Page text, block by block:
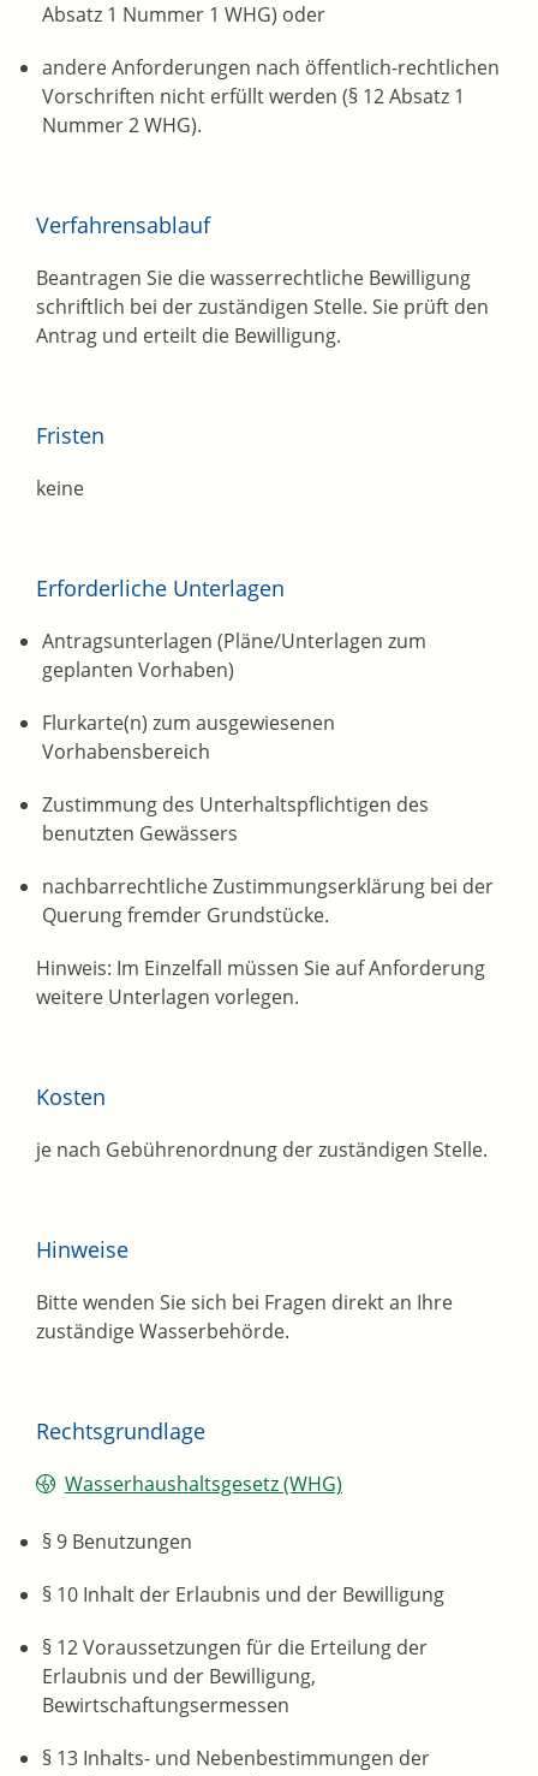
Absatz 1 Nummer 1 WHG) oder
andere Anforderungen nach öffentlich-rechtlichen
Vorschriften nicht erfüllt werden (§ 12 Absatz 1
Nummer 2 WHG).
Verfahrensablauf
Beantragen Sie die wasserrechtliche Bewilligung
schriftlich bei der zuständigen Stelle. Sie prüft den
Antrag und erteilt die Bewilligung.
Fristen
keine
Erforderliche Unterlagen
Antragsunterlagen (Pläne/Unterlagen zum
geplanten Vorhaben)
Flurkarte(n) zum ausgewiesenen
Vorhabensbereich
Zustimmung des Unterhaltspflichtigen des
benutzten Gewässers
nachbarrechtliche Zustimmungserklärung bei der
Querung fremder Grundstücke.
Hinweis: Im Einzelfall müssen Sie auf Anforderung
weitere Unterlagen vorlegen.
Kosten
je nach Gebührenordnung der zuständigen Stelle.
Hinweise
Bitte wenden Sie sich bei Fragen direkt an Ihre
zuständige Wasserbehörde.
Rechtsgrundlage
Wasserhaushaltsgesetz (WHG)
§ 9 Benutzungen
§ 10 Inhalt der Erlaubnis und der Bewilligung
§ 12 Voraussetzungen für die Erteilung der
Erlaubnis und der Bewilligung,
Bewirtschaftungsermessen
§ 13 Inhalts- und Nebenbestimmungen der